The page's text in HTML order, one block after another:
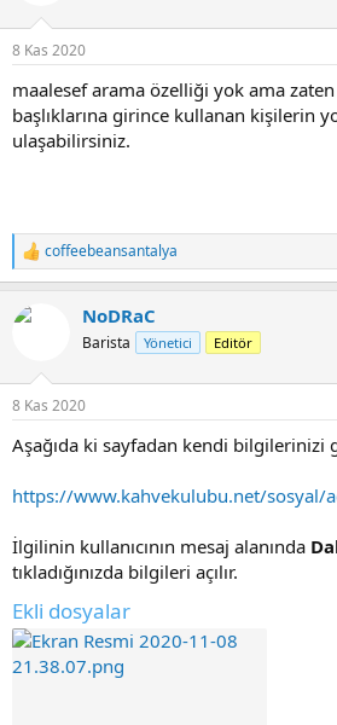
8 Kas 2020
maalesef arama özelliği yok ama
başlıklarına girince kullanan kişilerin
ulaşabilirsiniz.
T
e
k
coffeebeansantalya
NoDRaC
Barista Yönetici Editör
8 Kas 2020
Aşağıda ki sayfadan kendi bilgilerinizi
https://www.kahvekulubu.net/sosyal/
İlgilinin kullanıcının mesaj alanında
tıkladığınızda bilgileri açılır.
Ekli dosyalar